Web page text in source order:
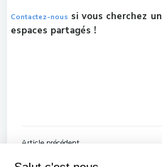
Contactez-nous si vous cherchez
espaces partagés !
Navigation
Article précédent